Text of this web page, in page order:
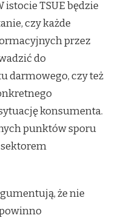
TSUE będzie
czy każde
przez
do
darmowego, czy też
konsumenta.
punktów sporu
że nie